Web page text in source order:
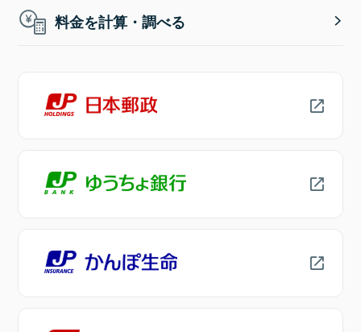
料金を計算・調べる